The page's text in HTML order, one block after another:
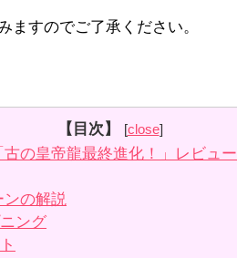
ますのでご了承ください。
【目次】 [close]
の皇帝龍最終進化！」レビュー
ンの解説
ング